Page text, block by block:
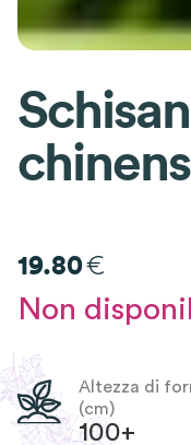
19.80€
Non
Altezza di
(cm)
100+